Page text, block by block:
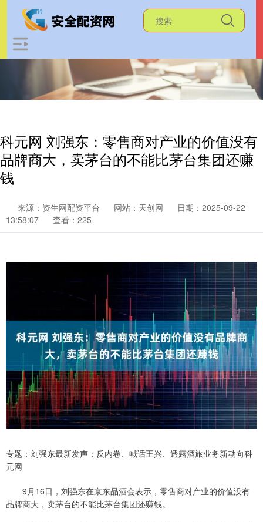
科元网 刘强东：零售商对产业的价值没有
品牌商大，卖茅台的不能比茅台集团还赚
钱
来源：资生网配资平台 网站：天创网
日期：2025-09-22
13:58:07
查看：225
专题：刘强东最新发声：反内卷、喊话王兴、透露酒旅业务新动向科
元网
9月16日，刘强东在京东品酒会表示，零售商对产业的价值没有
品牌商大，卖茅台的不能比茅台集团还赚钱。